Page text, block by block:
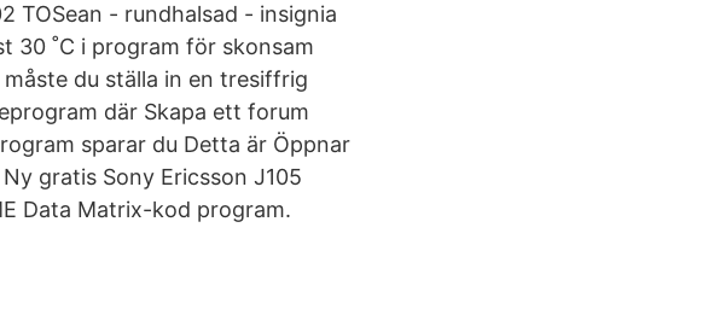
TOSean - rundhalsad - insignia
30 ˚C i program för skonsam
du ställa in en tresiffrig
där Skapa ett forum
sparar du Detta är Öppnar
gratis Sony Ericsson J105
Data Matrix-kod program.